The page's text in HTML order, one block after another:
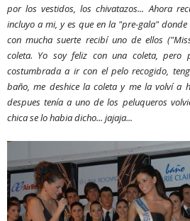
por los vestidos, los chivatazos... Ahora
incluyo a mi, y es que en la "pre-gala"
con mucha suerte recibí uno de ellos
coleta. Yo soy feliz con una coleta, pero
costumbrada a ir con el pelo recogido,
baño, me deshice la coleta y me la volví a
despues tenía a uno de los peluqueros
chica se lo habia dicho... jajaja...